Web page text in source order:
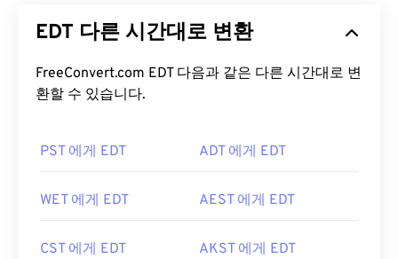
EDT 다른 시간대로 변환
FreeConvert.com EDT 다음과 같은 다른 시간대로 변
환할 수 있습니다.
PST 에게 EDT ADT 에게 EDT
WET 에게 EDT AEST 에게 EDT
CST 에게 EDT AKST 에게 EDT